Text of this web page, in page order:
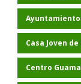
Casa Joven
Centro